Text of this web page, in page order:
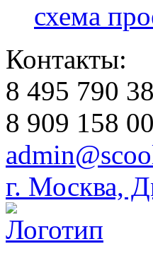
схема
Контакты:
8 495 790
8 909 158
г. Москва,